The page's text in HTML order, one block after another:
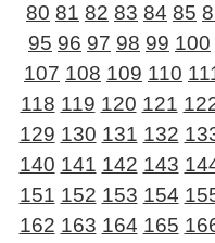
80 81 82 83 84 85
95 96 97 98 99 100
107 108 109 110
118 119 120 121
129 130 131 132
140 141 142 143
151 152 153 154
162 163 164 165